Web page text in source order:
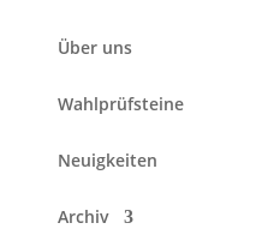
Über uns
Wahlprüfsteine
Neuigkeiten
Archiv